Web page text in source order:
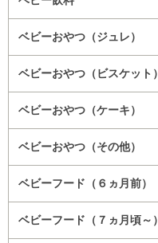
ベビーおやつ（ジュレ）
ベビーおやつ（ビスケット）
ベビーおやつ（ケーキ）
ベビーおやつ（その他）
ベビーフード（６ヵ月前）
ベビーフード（７ヵ月頃～）